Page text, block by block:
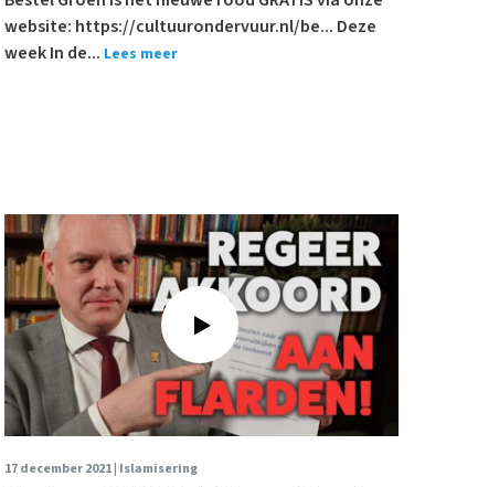
website: https://cultuurondervuur.nl/be... Deze
week In de... Lees meer
17 december 2021 | Islamisering